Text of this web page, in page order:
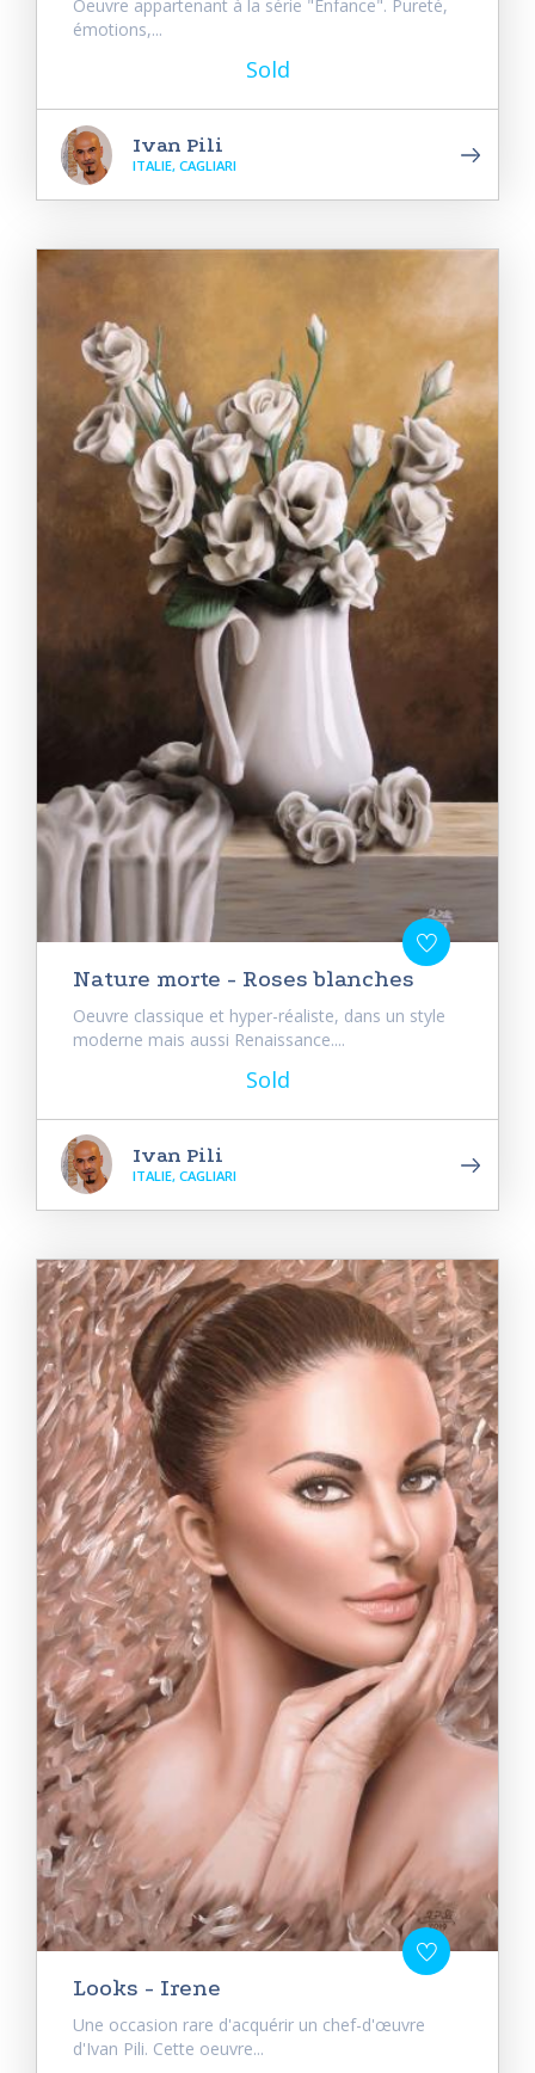
Oeuvre appartenant à la série "Enfance". Pureté,
émotions,...
Sold
Ivan Pili
ITALIE, CAGLIARI
Nature morte - Roses blanches
Oeuvre classique et hyper-réaliste, dans un style
moderne mais aussi Renaissance....
Sold
Ivan Pili
ITALIE, CAGLIARI
Looks - Irene
Une occasion rare d'acquérir un chef-d'œuvre
d'Ivan Pili. Cette oeuvre...